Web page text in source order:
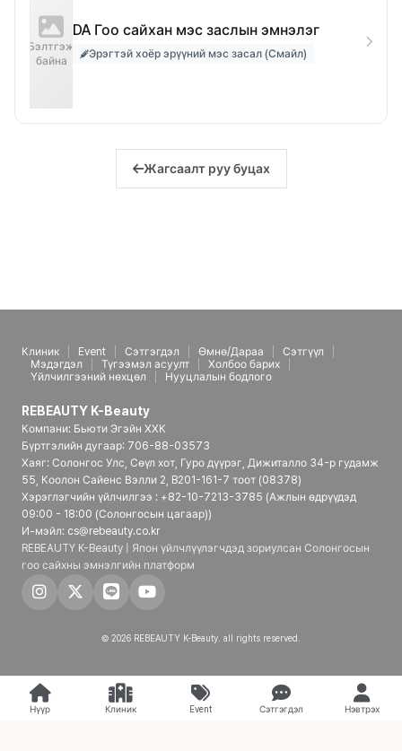
Бэлтгэж
байна
DA Гоо сайхан мэс заслын эмнэлэг
Эрэгтэй хоёр эрүүний мэс засал (Смайл)
Жагсаалт руу буцах
Клиник Event Сэтгэгдэл Өмнө/Дараа
Сэтгүүл
Мэдэгдэл
Түгээмэл асуулт
Холбоо барих
Үйлчилгээний нөхцөл
Нууцлалын бодлого
REBEAUTY K-Beauty
Компани: Бьюти Эгэйн ХХК
Бүртгэлийн дугаар: 706-88-03573
Хаяг: Солонгос Улс, Сөүл хот, Гуро дүүрэг, Дижиталло 34-р гудамж
55, Коолон Сайенс Вэлли 2, B201-161-7 тоот (08378)
Хэрэглэгчийн үйлчилгээ : +82-10-7213-3785 (Ажлын өдрүүдэд
09:00 - 18:00 (Солонгосын цагаар))
И-мэйл: cs@rebeauty.co.kr
REBEAUTY K-Beauty | Япон үйлчлүүлэгчдэд зориулсан Солонгосын
гоо сайхны эмнэлгийн платформ
© 2026 REBEAUTY K-Beauty. all rights reserved.
Нүүр Клиник Event Сэтгэгдэл Нэвтрэх